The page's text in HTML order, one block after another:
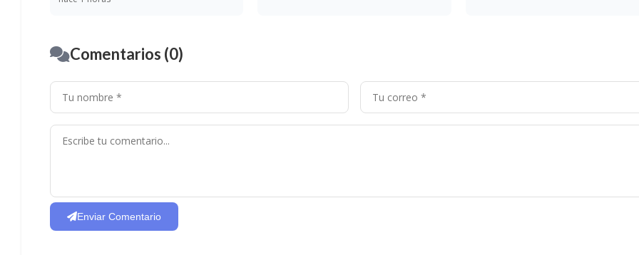
Comentarios (0)
Enviar Comentario